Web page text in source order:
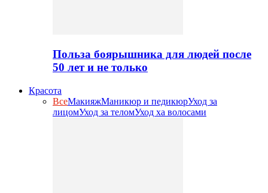
Польза боярышника для людей после
50 лет и не только
Красота
ВсеМакияжМаникюр и педикюрУход за
лицомУход за теломУход ха волосами